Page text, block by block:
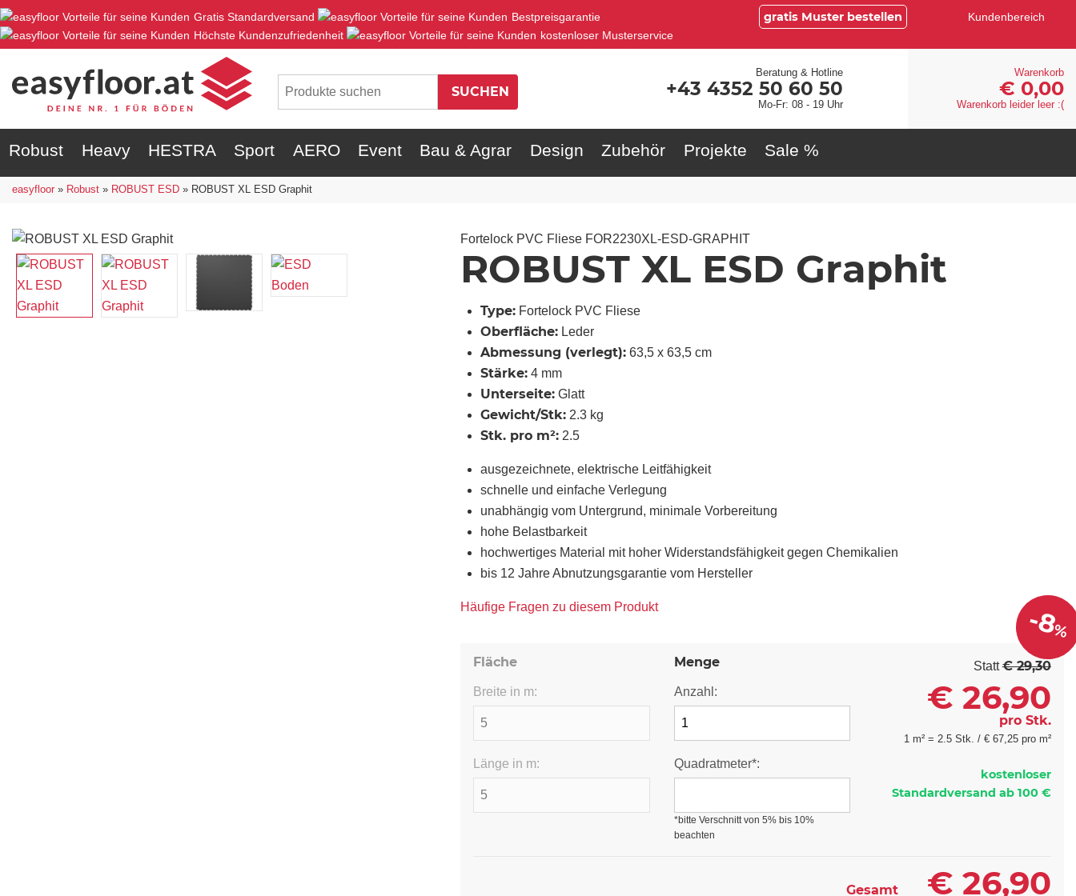
Gratis Standardversand
Bestpreisgarantie
Höchste Kundenzufriedenheit
kostenloser Musterservice
gratis Muster bestellen Kundenbereich
Beratung & Hotline
+43 4352 50 60 50
Mo-Fr: 08 - 19 Uhr
Warenkorb
€ 0,00
Warenkorb leider leer :(
Robust Heavy HESTRA Sport AERO Event Bau & Agrar Design Zubehör Projekte Sale %
easyfloor » Robust » ROBUST ESD » ROBUST XL ESD Graphit
Fortelock PVC Fliese FOR2230XL-ESD-GRAPHIT
ROBUST XL ESD Graphit
Type: Fortelock PVC Fliese
Oberfläche: Leder
Abmessung (verlegt): 63,5 x 63,5 cm
Stärke: 4 mm
Unterseite: Glatt
Gewicht/Stk: 2.3 kg
Stk. pro m²: 2.5
ausgezeichnete, elektrische Leitfähigkeit
schnelle und einfache Verlegung
unabhängig vom Untergrund, minimale Vorbereitung
hohe Belastbarkeit
hochwertiges Material mit hoher Widerstandsfähigkeit gegen Chemikalien
bis 12 Jahre Abnutzungsgarantie vom Hersteller
Häufige Fragen zu diesem Produkt
Fläche
Breite in m:
Länge in m:
Menge
Anzahl:
Quadratmeter*:
*bitte Verschnitt von 5% bis 10%
beachten
-8%
Statt€ 29,30
€ 26,90
pro Stk.
1 m² = 2.5 Stk. / €67,25 pro m²
kostenloser
Standardversand ab 100 €
Gesamt € 26,90